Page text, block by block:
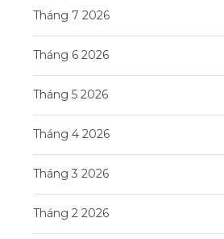
Tháng 7 2026
Tháng 6 2026
Tháng 5 2026
Tháng 4 2026
Tháng 3 2026
Tháng 2 2026